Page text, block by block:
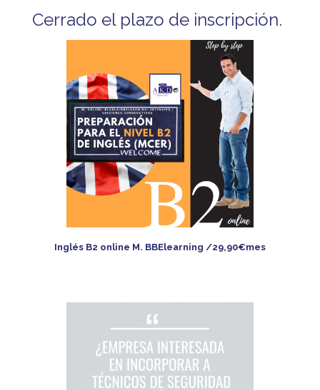
Cerrado el plazo de inscripción.
Inglés B2 online M. BBElearning /29,90€mes